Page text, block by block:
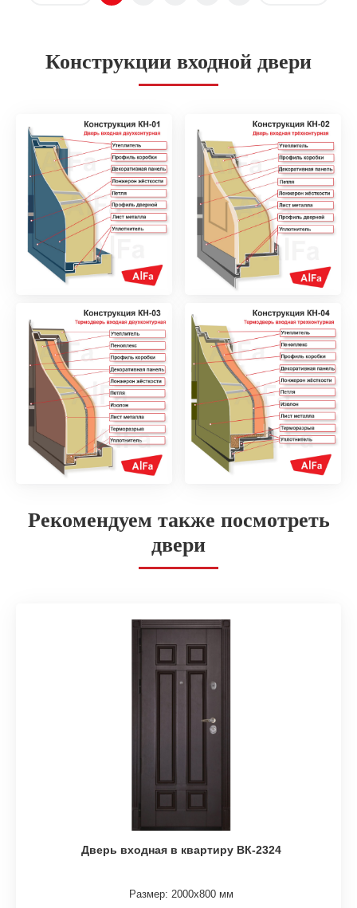
Конструкции входной двери
Рекомендуем также посмотреть
двери
Дверь входная в квартиру ВК-2324
Размер: 2000х800 мм